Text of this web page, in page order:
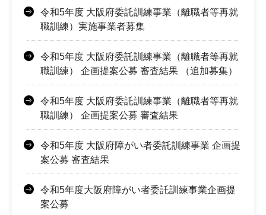
令和5年度 大阪府委託訓練事業（離職者等再就
職訓練）実施事業者募集
令和5年度 大阪府委託訓練事業（離職者等再就
職訓練） 企画提案公募 審査結果 （追加募集）
令和5年度 大阪府委託訓練事業（離職者等再就
職訓練） 企画提案公募 審査結果
令和5年度 大阪府障がい者委託訓練事業 企画提
案公募 審査結果
令和5年度大阪府障がい者委託訓練事業企画提
案公募